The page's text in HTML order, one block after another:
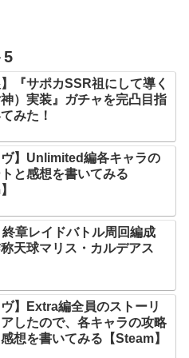
5
】『サポカSSR祖にして導く
）実装』ガチャを完凸目指
みた！
ヴ】Unlimited編各キャラの
と感想を書いてみる
終章レイドバトル周回編成
称天球マリス・カルデアス
ヴ】Extra編全員のストーリ
したので、各キャラの攻略
想を書いてみる【Steam】